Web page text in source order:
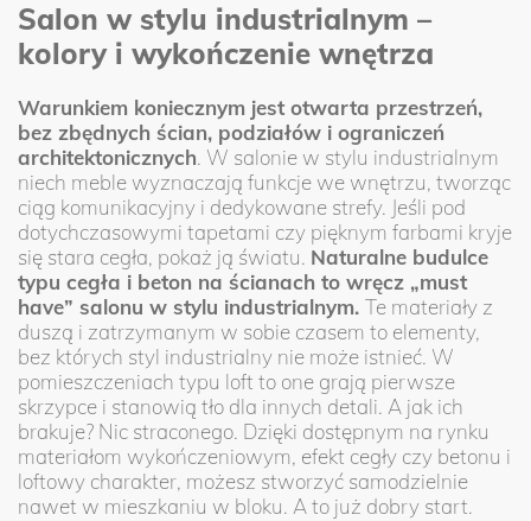
Salon w stylu industrialnym –
kolory i wykończenie wnętrza
Warunkiem koniecznym jest otwarta przestrzeń,
bez zbędnych ścian, podziałów i ograniczeń
architektonicznych. W salonie w stylu industrialnym
niech meble wyznaczają funkcje we wnętrzu, tworząc
ciąg komunikacyjny i dedykowane strefy. Jeśli pod
dotychczasowymi tapetami czy pięknym farbami kryje
się stara cegła, pokaż ją światu. Naturalne budulce
typu cegła i beton na ścianach to wręcz „must
have” salonu w stylu industrialnym. Te materiały z
duszą i zatrzymanym w sobie czasem to elementy,
bez których styl industrialny nie może istnieć. W
pomieszczeniach typu loft to one grają pierwsze
skrzypce i stanowią tło dla innych detali. A jak ich
brakuje? Nic straconego. Dzięki dostępnym na rynku
materiałom wykończeniowym, efekt cegły czy betonu i
loftowy charakter, możesz stworzyć samodzielnie
nawet w mieszkaniu w bloku. A to już dobry start.